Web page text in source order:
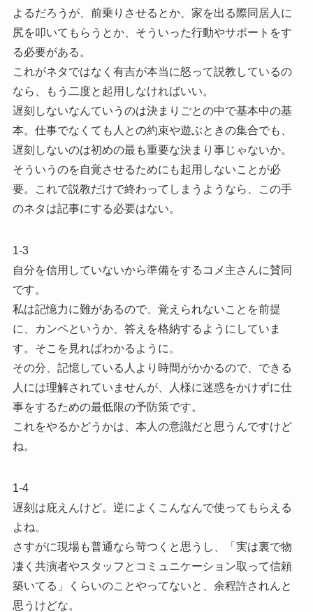
よるだろうが、前乗りさせるとか、家を出る際同居人に
尻を叩いてもらうとか、そういった行動やサポートをす
る必要がある。
これがネタではなく有吉が本当に怒って説教しているの
なら、もう二度と起用しなければいい。
遅刻しないなんていうのは決まりごとの中で基本中の基
本。仕事でなくても人との約束や遊ぶときの集合でも、
遅刻しないのは初めの最も重要な決まり事じゃないか。
そういうのを自覚させるためにも起用しないことが必
要。これで説教だけで終わってしまうようなら、この手
のネタは記事にする必要はない。
1-3
自分を信用していないから準備をするコメ主さんに賛同
です。
私は記憶力に難があるので、覚えられないことを前提
に、カンペというか、答えを格納するようにしていま
す。そこを見ればわかるように。
その分、記憶している人より時間がかかるので、できる
人には理解されていませんが、人様に迷惑をかけずに仕
事をするための最低限の予防策です。
これをやるかどうかは、本人の意識だと思うんですけど
ね。
1-4
遅刻は庇えんけど。逆によくこんなんで使ってもらえる
よね。
さすがに現場も普通なら苛つくと思うし、「実は裏で物
凄く共演者やスタッフとコミュニケーション取って信頼
築いてる」くらいのことやってないと、余程許されんと
思うけどな。